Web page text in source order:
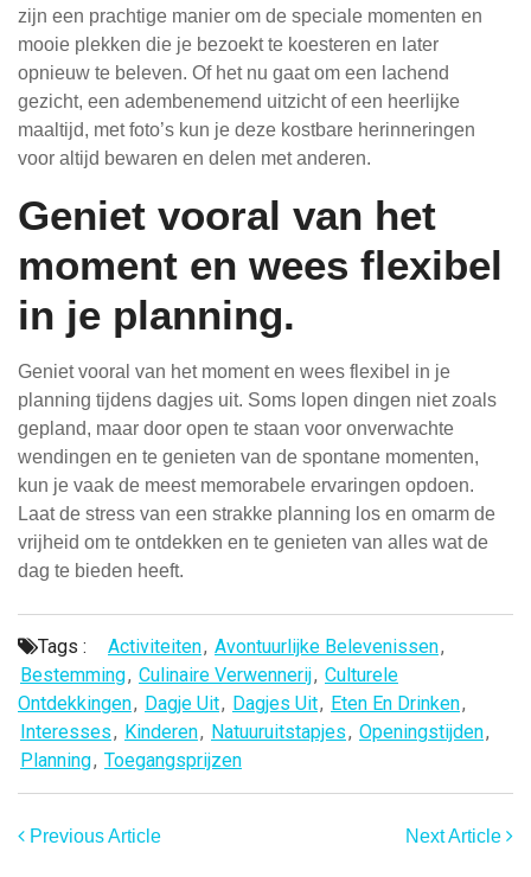
zijn een prachtige manier om de speciale momenten en
mooie plekken die je bezoekt te koesteren en later
opnieuw te beleven. Of het nu gaat om een lachend
gezicht, een adembenemend uitzicht of een heerlijke
maaltijd, met foto’s kun je deze kostbare herinneringen
voor altijd bewaren en delen met anderen.
Geniet vooral van het
moment en wees flexibel
in je planning.
Geniet vooral van het moment en wees flexibel in je
planning tijdens dagjes uit. Soms lopen dingen niet zoals
gepland, maar door open te staan voor onverwachte
wendingen en te genieten van de spontane momenten,
kun je vaak de meest memorabele ervaringen opdoen.
Laat de stress van een strakke planning los en omarm de
vrijheid om te ontdekken en te genieten van alles wat de
dag te bieden heeft.
Tags : Activiteiten, Avontuurlijke Belevenissen,
Bestemming, Culinaire Verwennerij, Culturele
Ontdekkingen, Dagje Uit, Dagjes Uit, Eten En Drinken,
Interesses, Kinderen, Natuuruitstapjes, Openingstijden,
Planning, Toegangsprijzen
Previous Article Next Article